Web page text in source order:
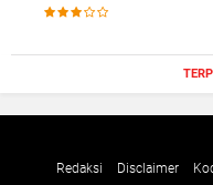
Redaksi Disclaimer